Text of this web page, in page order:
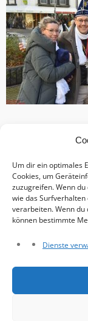
Um dir ein optimales
Cookies, um
zuzugreifen. Wenn
wie das
verarbeiten. Wenn
können bestimmte
Dienste